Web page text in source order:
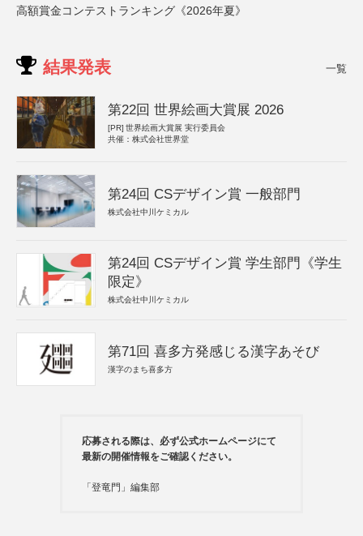
高額賞金コンテストランキング《2026年夏》
結果発表 一覧
第22回 世界絵画大賞展 2026
[PR] 世界絵画大賞展 実行委員会
共催：株式会社世界堂
第24回 CSデザイン賞 一般部門
株式会社中川ケミカル
第24回 CSデザイン賞 学生部門《学生
限定》
株式会社中川ケミカル
第71回 喜多方発感じる漢字あそび
漢字のまち喜多方
応募される際は、必ず公式ホームページにて
最新の開催情報をご確認ください。
「登竜門」編集部